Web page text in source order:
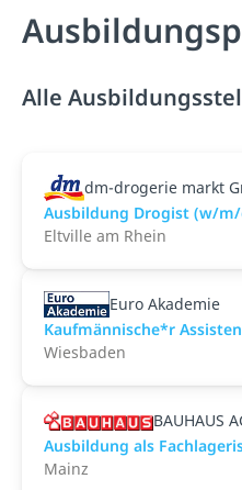
Alle
dm-drogerie markt
Ausbildung Drogist (w/m/
Eltville am Rhein
Euro Akademie
Kaufmännische*r
Wiesbaden
BAUHAUS
Ausbildung als
Mainz